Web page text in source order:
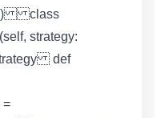
class
strategy:
def